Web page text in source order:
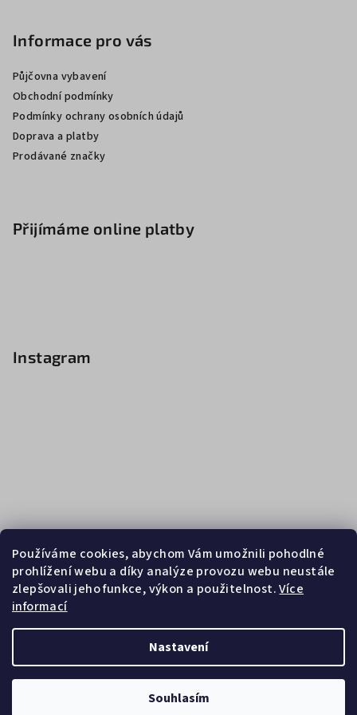
Používáme cookies, abychom Vám umožnili pohodlné
prohlížení webu a díky analýze provozu webu neustále
zlepšovali jeho funkce, výkon a použitelnost.Více
informací
Nastavení
Souhlasím
Informace pro vás
Půjčovna vybavení
Obchodní podmínky
Podmínky ochrany osobních údajů
Doprava a platby
Prodávané značky
Přijímáme online platby
Instagram
Sledovat na Instagramu